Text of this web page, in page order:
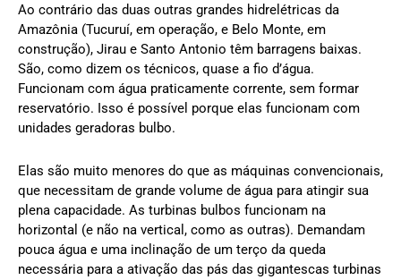
Ao contrário das duas outras grandes hidrelétricas da
Amazônia (Tucuruí, em operação, e Belo Monte, em
construção), Jirau e Santo Antonio têm barragens baixas.
São, como dizem os técnicos, quase a fio d’água.
Funcionam com água praticamente corrente, sem formar
reservatório. Isso é possível porque elas funcionam com
unidades geradoras bulbo.
Elas são muito menores do que as máquinas convencionais,
que necessitam de grande volume de água para atingir sua
plena capacidade. As turbinas bulbos funcionam na
horizontal (e não na vertical, como as outras). Demandam
pouca água e uma inclinação de um terço da queda
necessária para a ativação das pás das gigantescas turbinas